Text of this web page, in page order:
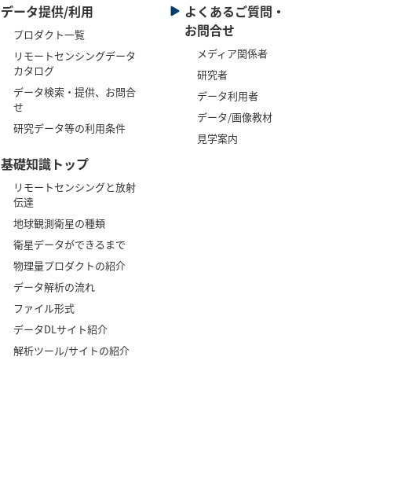
データ提供/利用
プロダクト一覧
リモートセンシングデータ
カタログ
データ検索・提供、お問合
せ
研究データ等の利用条件
基礎知識トップ
リモートセンシングと放射
伝達
地球観測衛星の種類
衛星データができるまで
物理量プロダクトの紹介
データ解析の流れ
ファイル形式
データDLサイト紹介
解析ツール/サイトの紹介
よくあるご質問・
お問合せ
メディア関係者
研究者
データ利用者
データ/画像教材
見学案内